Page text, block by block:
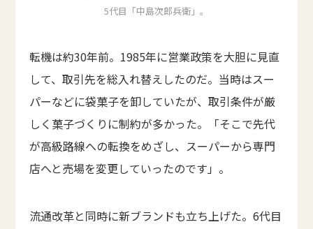
5代目「中島次郎兵衛」。
転機は約30年前。1985年に営業政策を大胆に見直
して、取引先を総入れ替えしたのだ。当時はスー
パーなどに袋菓子を卸していたが、取引条件が厳
しく菓子づくりに制約が多かった。「そこで先代
が高級路線への転換をめざし、スーパーから専門
店へと売場を変更していったのです」。
流通改革と同時に新ブランドも立ち上げた。6代目